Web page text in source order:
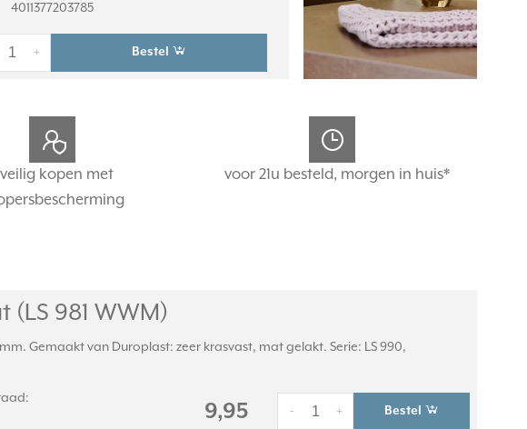
4011377203785
+ Bestel
veilig kopen met
voor 21u besteld, morgen in huis*
(LS 981 WWM)
Gemaakt van Duroplast: zeer krasvast, mat gelakt. Serie: LS 990,
9,95 +
- Bestel